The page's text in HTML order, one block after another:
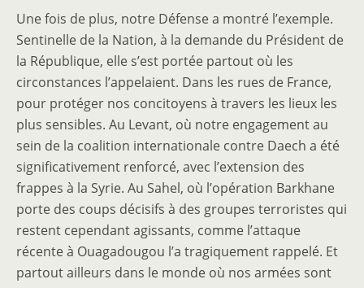
Une fois de plus, notre Défense a montré l’exemple.
Sentinelle de la Nation, à la demande du Président de
la République, elle s’est portée partout où les
circonstances l’appelaient. Dans les rues de France,
pour protéger nos concitoyens à travers les lieux les
plus sensibles. Au Levant, où notre engagement au
sein de la coalition internationale contre Daech a été
significativement renforcé, avec l’extension des
frappes à la Syrie. Au Sahel, où l’opération Barkhane
porte des coups décisifs à des groupes terroristes qui
restent cependant agissants, comme l’attaque
récente à Ouagadougou l’a tragiquement rappelé. Et
partout ailleurs dans le monde où nos armées sont